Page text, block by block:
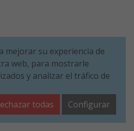
mejorar su experiencia de
web, para mostrarle
y analizar el tráfico de
todas Configurar